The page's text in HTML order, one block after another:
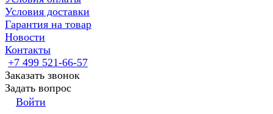
Условия доставки
Гарантия на товар
Новости
Контакты
+7 499 521-66-57
Заказать звонок
Задать вопрос
Войти